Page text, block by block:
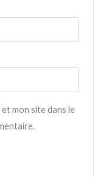
mon site dans le